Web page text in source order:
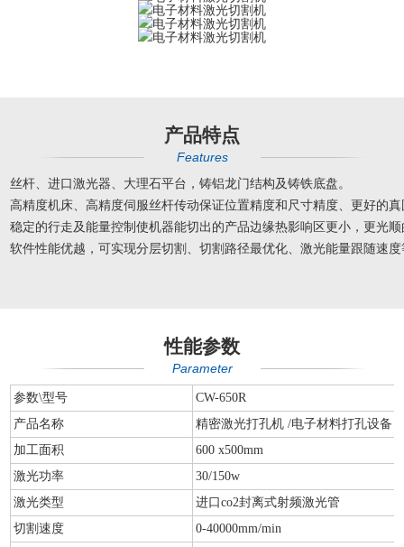
产品特点
Features
丝杆、进口激光器、大理石平台，铸铝龙门结构及铸铁底盘。
高精度机床、高精度伺服丝杆传动保证位置精度和尺寸精度、更好的
稳定的行走及能量控制使机器能切出的产品边缘热影响区更小，更光
软件性能优越，可实现分层切割、切割路径最优化、激光能量跟随速
性能参数
Parameter
参数\型号
CW-650R
产品名称
精密激光打孔机 /电子材料打孔设备
加工面积
600 x500mm
激光功率
30/150w
激光类型
进口co2封离式射频激光管
切割速度
0-40000mm/min